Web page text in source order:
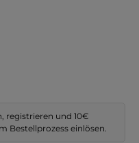
registrieren und 10€
Bestellprozess einlösen.